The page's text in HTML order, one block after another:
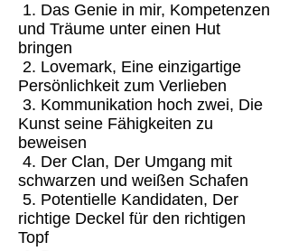
1. Das Genie in mir, Kompetenzen
und Träume unter einen Hut
bringen
2. Lovemark, Eine einzigartige
Persönlichkeit zum Verlieben
3. Kommunikation hoch zwei, Die
Kunst seine Fähigkeiten zu
beweisen
4. Der Clan, Der Umgang mit
schwarzen und weißen Schafen
5. Potentielle Kandidaten, Der
richtige Deckel für den richtigen
Topf